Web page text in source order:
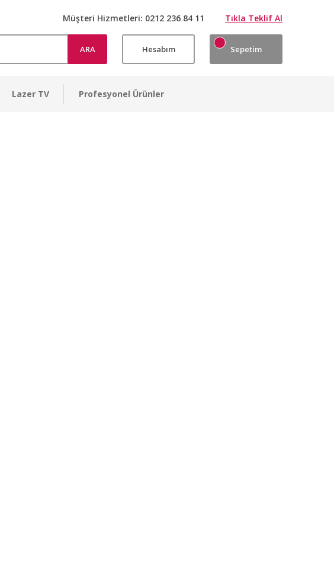
Müşteri Hizmetleri: 0212 236 84 11 Tıkla Teklif Al
ARA Hesabım Sepetim
Lazer TV Profesyonel Ürünler